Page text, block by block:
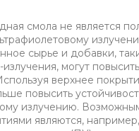
смола не является
сырье и добавки,
могут
верхнее
повысить
излучению.
являются, например,